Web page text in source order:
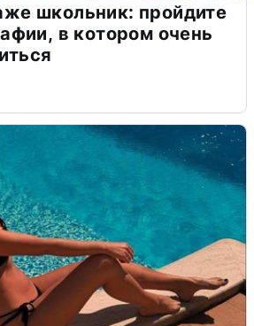
школьник: пройдите
в котором очень